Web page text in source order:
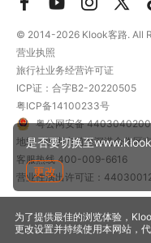
是否要切换至
更改
© 2014-2026 Klook客路. All
营业执照
旅行社业务经营许可证
ICP证：合字B2-20220505
粤ICP备14100233号
粤公网安备
地址：深圳市前海深港合作区
客服热线 400-009-6616
营业性演出许可证：
为了提供最佳的浏览体验，
更改设置并持续使用本网站，